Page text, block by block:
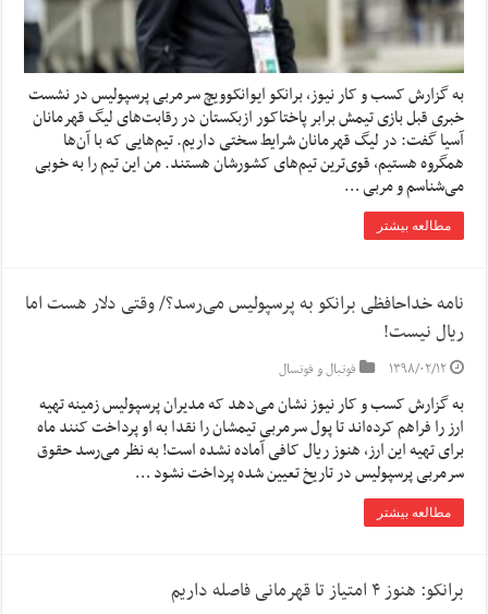
به گزارش کسب و کار نیوز، برانکو ایوانکوویچ سرمربی پرسپولیس در نشست
خبری قبل بازی تیمش برابر پاختاکور ازبکستان در رقابت‌های لیگ قهرمانان
آسیا گفت: در لیگ قهرمانان شرایط سختی داریم. تیم‌هایی که با آن‌ها
همگروه هستیم، قوی‌ترین تیم‌های کشورشان هستند. من این تیم را به خوبی
می‌شناسم و مربی …
مطالعه بیشتر
نامه خداحافظی برانکو به پرسپولیس می‌رسد؟/ وقتی دلار هست اما
ریال نیست!
۱۳۹۸/۰۲/۱۲ فوتبال و فوتسال
به گزارش کسب و کار نیوز نشان می‌دهد که مدیران پرسپولیس زمینه تهیه
ارز را فراهم کرده‌اند تا پول سرمربی تیمشان را نقدا به او پرداخت کنند ماه
برای تهیه این ارز، هنوز ریال کافی آماده نشده است! به نظر می‌رسد حقوق
سرمربی پرسپولیس در تاریخ تعیین شده پرداخت نشود …
مطالعه بیشتر
برانکو: هنوز ۴ امتیاز تا قهرمانی فاصله داریم